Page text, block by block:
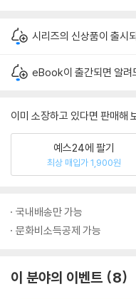
시리즈의 신상품이 출시
eBook이 출간되면 알려
이미 소장하고 있다면 판매해
예스24에 팔기
최상 매입가 1,900원
국내배송만 가능
문화비소득공제 가능
이 분야의 이벤트 8